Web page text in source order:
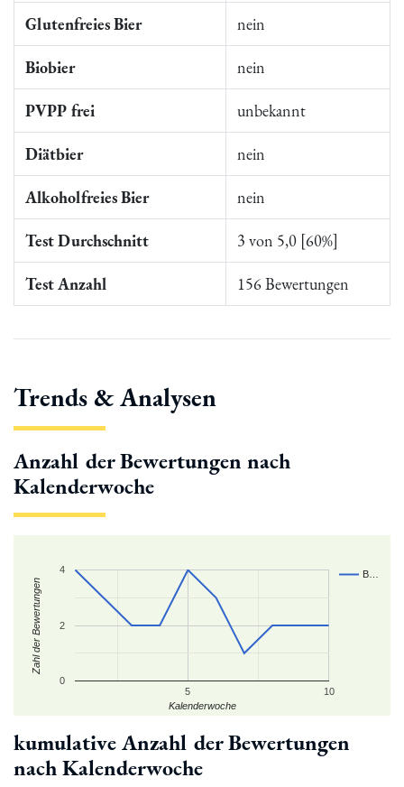
Glutenfreies Bier nein
Biobier nein
PVPP frei unbekannt
Diätbier nein
Alkoholfreies Bier nein
Test Durchschnitt 3 von 5,0 [60%]
Test Anzahl 156 Bewertungen
Trends & Analysen
Anzahl der Bewertungen nach
Kalenderwoche
B…
5 10
0
2
4
Kalenderwoche
Zahl der Bewertungen
kumulative Anzahl der Bewertungen
nach Kalenderwoche